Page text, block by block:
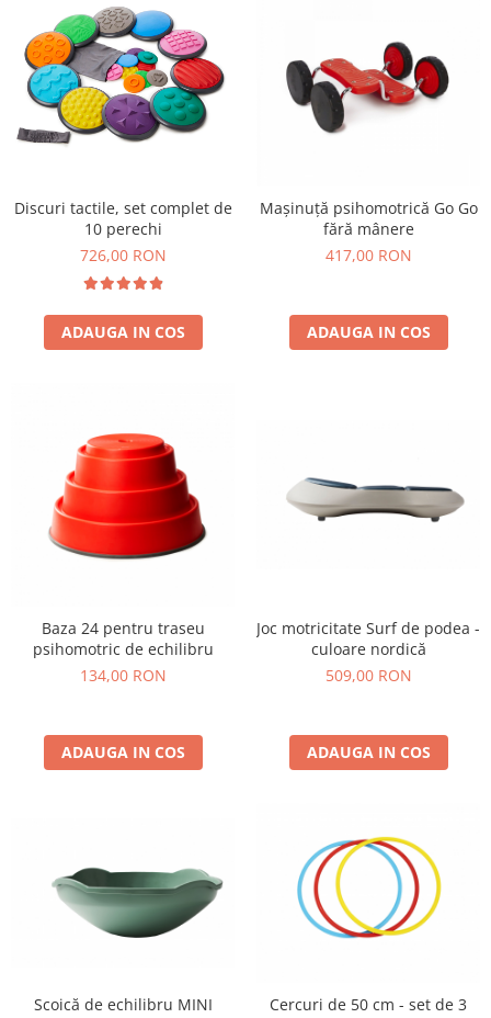
Stimulare auditiva
Stimulare olfactivă
Stimulare tactila
Stimulare vizuala
Terapie de integrare senzorială
Discuri tactile, set complet de
10 perechi
726,00 RON
ADAUGA IN COS
Mașinuță psihomotrică Go Go
fără mânere
417,00 RON
ADAUGA IN COS
Baza 24 pentru traseu
psihomotric de echilibru
134,00 RON
ADAUGA IN COS
Joc motricitate Surf de podea -
culoare nordică
509,00 RON
ADAUGA IN COS
Scoică de echilibru MINI
Cercuri de 50 cm - set de 3